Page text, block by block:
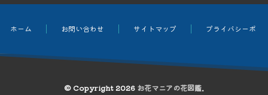
ホーム お問い合わせ サイトマップ プライバシーポリ
© Copyright 2026 お花マニアの花図鑑.